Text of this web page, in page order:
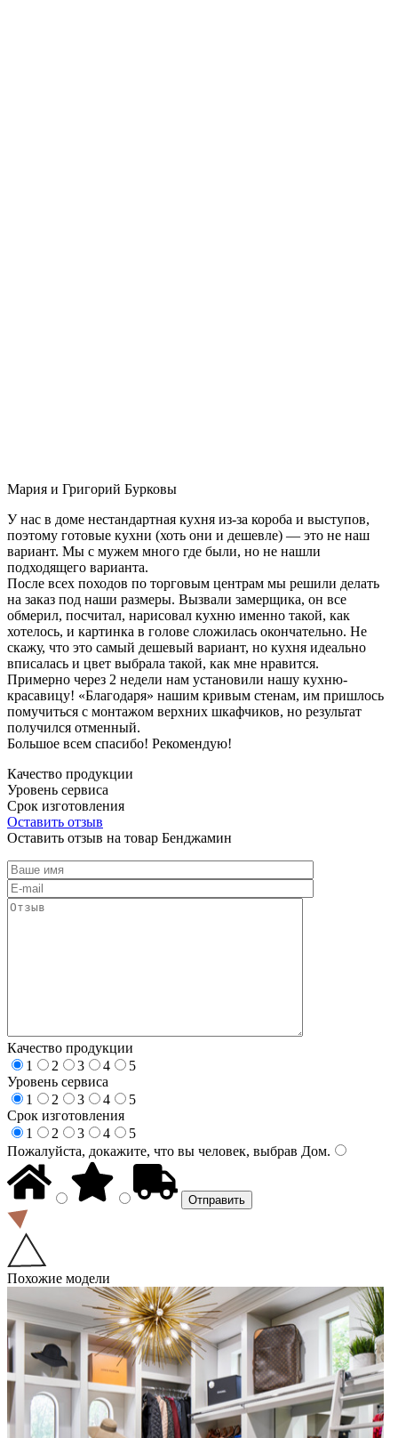
Мария и Григорий Бурковы
У нас в доме нестандартная кухня из-за короба и выступов,
поэтому готовые кухни (хоть они и дешевле) — это не наш
вариант. Мы с мужем много где были, но не нашли
подходящего варианта.
После всех походов по торговым центрам мы решили делать
на заказ под наши размеры. Вызвали замерщика, он все
обмерил, посчитал, нарисовал кухню именно такой, как
хотелось, и картинка в голове сложилась окончательно. Не
скажу, что это самый дешевый вариант, но кухня идеально
вписалась и цвет выбрала такой, как мне нравится.
Примерно через 2 недели нам установили нашу кухню-
красавицу! «Благодаря» нашим кривым стенам, им пришлось
помучиться с монтажом верхних шкафчиков, но результат
получился отменный.
Большое всем спасибо! Рекомендую!
Качество продукции
Уровень сервиса
Срок изготовления
Оставить отзыв
Оставить отзыв на товар Бенджамин
Качество продукции
1
2 3 4
5
Уровень сервиса
1
2 3 4
5
Срок изготовления
1
2 3 4
5
Пожалуйста, докажите, что вы человек, выбрав Дом.
Похожие модели